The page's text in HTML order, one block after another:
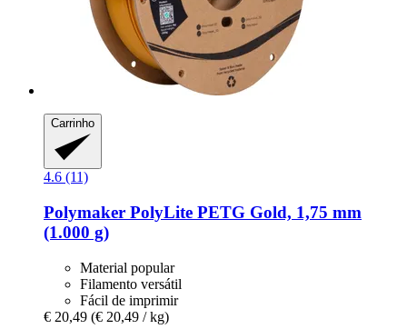
Carrinho
4.6 (11)
Polymaker PolyLite PETG Gold, 1,75 mm
(1.000 g)
Material popular
Filamento versátil
Fácil de imprimir
€ 20,49 (€ 20,49 / kg)